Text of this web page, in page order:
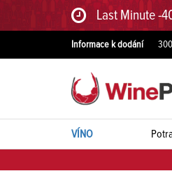
Last Minute -
Informace k dodání
VÍNO